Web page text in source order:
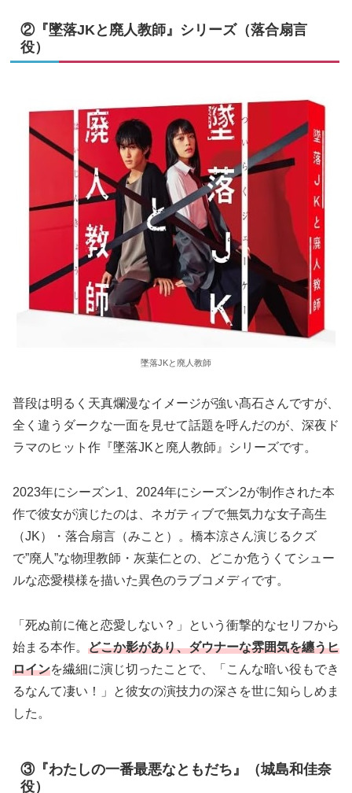
②『墜落JKと廃人教師』シリーズ（落合扇言
役）
墜落JKと廃人教師
普段は明るく天真爛漫なイメージが強い髙石さんですが、
全く違うダークな一面を見せて話題を呼んだのが、深夜ド
ラマのヒット作『墜落JKと廃人教師』シリーズです。
2023年にシーズン1、2024年にシーズン2が制作された本
作で彼女が演じたのは、ネガティブで無気力な女子高生
（JK）・落合扇言（みこと）。橋本涼さん演じるクズ
で”廃人”な物理教師・灰葉仁との、どこか危うくてシュー
ルな恋愛模様を描いた異色のラブコメディです。
「死ぬ前に俺と恋愛しない？」という衝撃的なセリフから
始まる本作。 どこか影があり、ダウナーな雰囲気を纏うヒ
ロインを繊細に演じ切ったことで、「こんな暗い役もでき
るなんて凄い！」と彼女の演技力の深さを世に知らしめま
した。
③『わたしの一番最悪なともだち』（城島和佳奈
役）